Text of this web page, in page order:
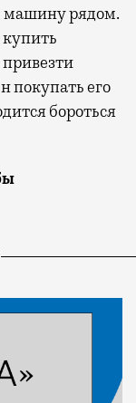
машину рядом.
купить
покупать его
бороться